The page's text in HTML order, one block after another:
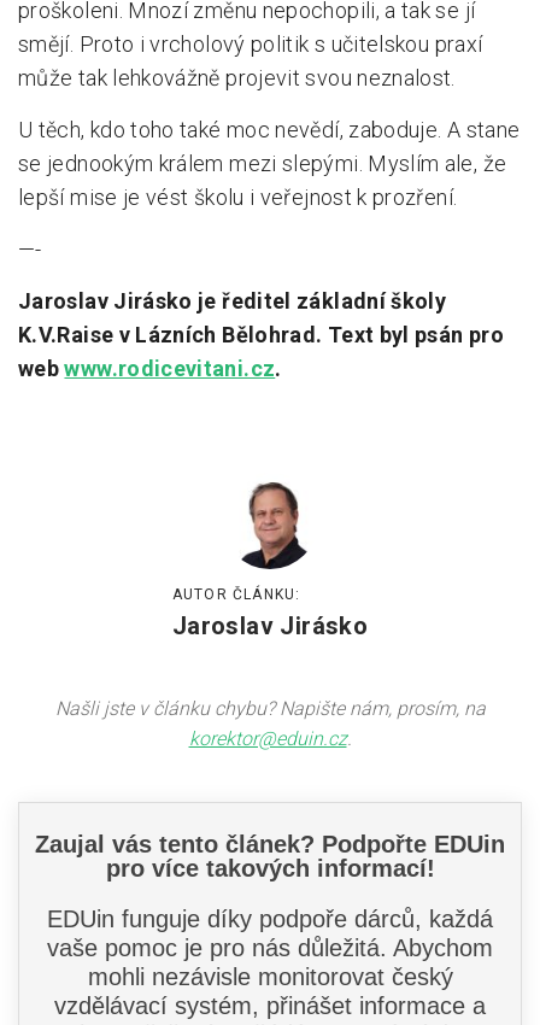
proškoleni. Mnozí změnu nepochopili, a tak se jí
smějí. Proto i vrcholový politik s učitelskou praxí
může tak lehkovážně projevit svou neznalost.
U těch, kdo toho také moc nevědí, zaboduje. A stane
se jednookým králem mezi slepými. Myslím ale, že
lepší mise je vést školu i veřejnost k prozření.
—-
Jaroslav Jirásko je ředitel základní školy
K.V.Raise v Lázních Bělohrad. Text byl psán pro
webwww.rodicevitani.cz.
AUTOR ČLÁNKU:
Jaroslav Jirásko
Našli jste v článku chybu? Napište nám, prosím, na
korektor@eduin.cz.